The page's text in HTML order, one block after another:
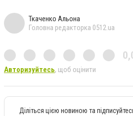
Ткаченко Альона
Головна редакторка 0512.ua
Авторизуйтесь, щоб оцінити
Діліться цією новиною та